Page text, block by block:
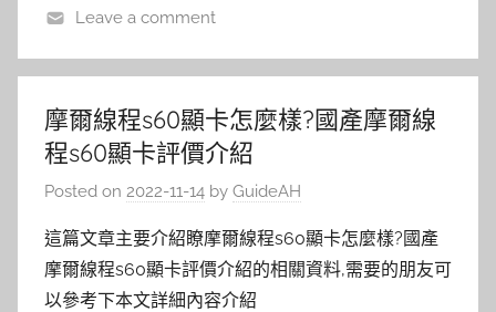
Leave a comment
摩爾線程s60顯卡怎麼樣?國產摩爾線
程s60顯卡評價介紹
Posted on 2022-11-14 by GuideAH
這篇文章主要介紹瞭摩爾線程s60顯卡怎麼樣?國產
摩爾線程s60顯卡評價介紹的相關資料,需要的朋友可
以參考下本文詳細內容介紹